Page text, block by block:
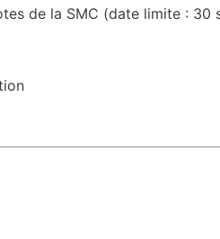
de la SMC (date limite : 30